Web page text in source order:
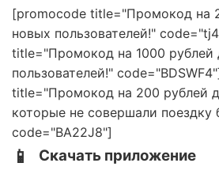
[promocode title="Промокод на
новых пользователей!"
title="Промокод на 1000 рублей
пользователей!"
title="Промокод на 200 рублей
которые не совершали поездку
code="BA22J8"]
📱 Скачать приложение